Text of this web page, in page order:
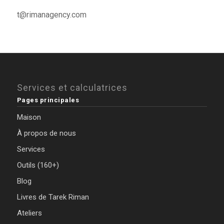
t@rimanagency.com
Services et calculatrices
Pages principales
Maison
À propos de nous
Services
Outils (160+)
Blog
Livres de Tarek Riman
Ateliers